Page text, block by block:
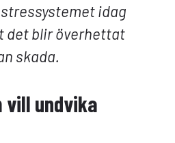
idag
det blir överhettat
skada.
vill undvika